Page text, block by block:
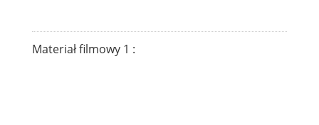
Materiał filmowy 1 :